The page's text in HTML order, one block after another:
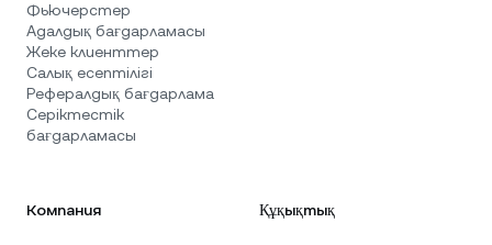
Фьючерстер
Адалдық бағдарламасы
Жеке клиенттер
Салық есептілігі
Рефералдық бағдарлама
Серіктестік
бағдарламасы
Компания Құқықтық